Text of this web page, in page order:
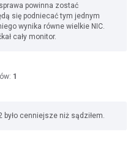
powinna zostać
się podniecać tym jednym
wynika równe wielkie NIC.
cały monitor.
1
było cenniejsze niż sądziłem.